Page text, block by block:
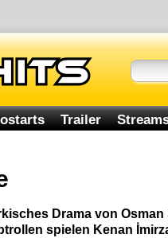
Trailer
Drama von Osman
spielen Kenan